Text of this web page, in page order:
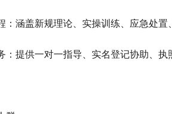
：涵盖新规理论、实操训练、应急处置
：提供一对一指导、实名登记协助、执